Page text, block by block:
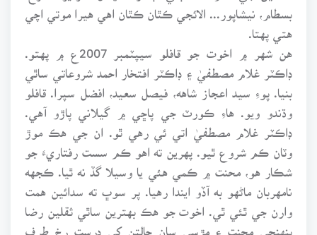
بسطام، نيشاپور... الائجي ڪٿان ڪٿان اهي هيرا موتي اچي
هتي پهتا.
ڊاڪٽر غلام مصطفيٰ ۽ ڊاڪٽر افتخار احمد شروعاتي ساٿي
بنيا. پوءِ سيد اعجاز شاهه، فيصل سعيد، افضل سپرا. قافلو
وڌندو ويو. هاءِ ڪورٽ جي پاڇي ۾ گيلاني پاڙو آهي.
ڊاڪٽر غلام مصطفيٰ اتي ئي رهي ٿو. ان جي هڪ موڙ
وٽان ڪم شروع ٿيو. پهرين ته اهو ڪم سست رفتاريءَ جو
شڪار هو، محنت ۾ ڪمي هئي يا وسيلا گڏ نه ٿيا. ڪجهه
نامهربان ماڻهو به آڏو ايندا رهيا. پر سوڀ ته سدائين همت
وارن جي ٿئي ٿي. اخوت جو هڪ بهترين ساٿي ثقلين رضا
پنهنجي محنت ۽ مڙسي سان حالتن کي درست رخ طرف